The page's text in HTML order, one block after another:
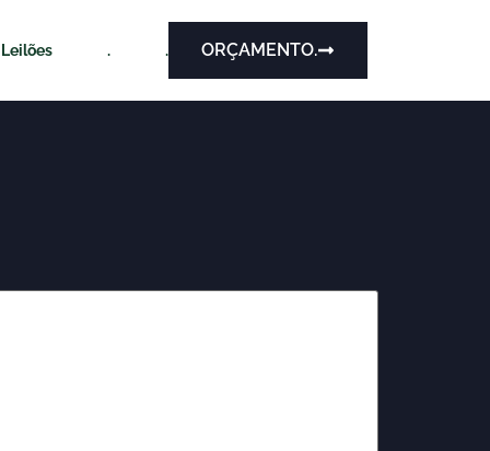
Leilões . . ORÇAMENTO.